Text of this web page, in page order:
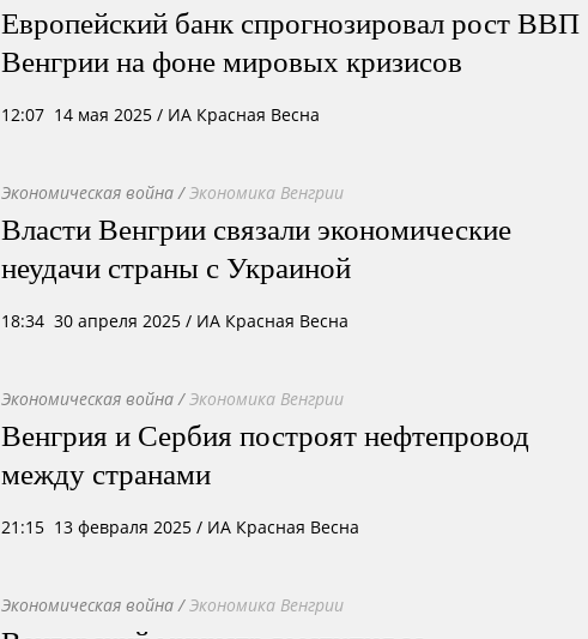
Европейский банк спрогнозировал рост ВВП
Венгрии на фоне мировых кризисов
12:07 14 мая 2025 / ИА Красная Весна
Экономическая война /Экономика Венгрии
Власти Венгрии связали экономические
неудачи страны с Украиной
18:34 30 апреля 2025 / ИА Красная Весна
Экономическая война /Экономика Венгрии
Венгрия и Сербия построят нефтепровод
между странами
21:15 13 февраля 2025 / ИА Красная Весна
Экономическая война /Экономика Венгрии